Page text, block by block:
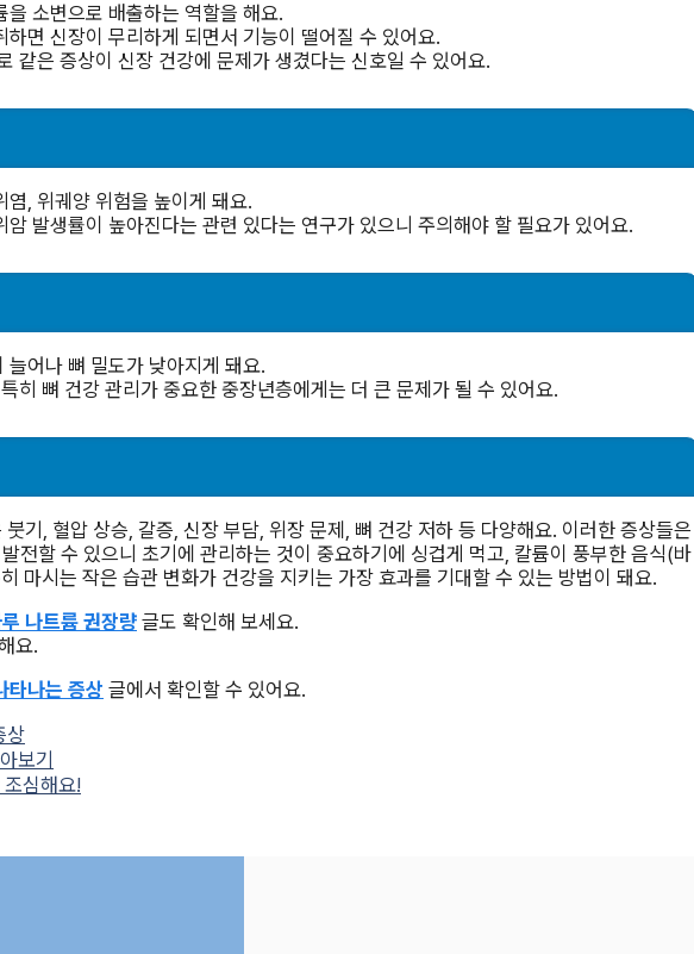
소변으로 배출하는 역할을 해요.
면 신장이 무리하게 되면서 기능이 떨어질 수 있어요.
같은 증상이 신장 건강에 문제가 생겼다는 신호일 수 있어요.
, 위궤양 위험을 높이게 돼요.
발생률이 높아진다는 관련 있다는 연구가 있으니 주의해야 할 필요가 있어요.
어나 뼈 밀도가 낮아지게 돼요.
히 뼈 건강 관리가 중요한 중장년층에게는 더 큰 문제가 될 수 있어요.
기, 혈압 상승, 갈증, 신장 부담, 위장 문제, 뼈 건강 저하 등 다양해요. 이러한 증상들은
전할 수 있으니 초기에 관리하는 것이 중요하기에 싱겁게 먹고, 칼륨이 풍부한 음식(바
마시는 작은 습관 변화가 건강을 지키는 가장 효과를 기대할 수 있는 방법이 돼요.
나트륨 권장량 글도 확인해 보세요.
요.
타나는 증상 글에서 확인할 수 있어요.
상
보기
심해요!